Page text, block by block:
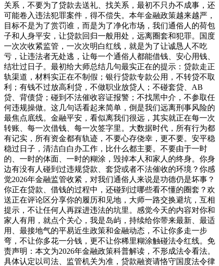
关系，不要为了贷款去送礼、找关系，最初不只办不成事，还
可能卷入违法犯罪案件，得不偿失。本年金融政策越来越严，
目标不是为了赏罚谁，而是为了净化市场，我们通俗人的荷包
子和人身平安，让贷款回归一般用处，远离圈套和犯罪。国度
一次次收紧监管，一次次明白红线，就是为了让诚恳人不吃
亏，让违法者无处逃，让每一个通俗人都能借钱、安心用钱、
结壮过日子。最初给大师总结几句最实正在的提示：贷款走正
轨渠道，材料实正在不制假；银行贷款专款公用，不转贷不取
利；有钱不过放高利贷，不做职业放贷人；不碰套贷、AB
贷、背债贷；碰到不法催收容证报警；不找黑中介，不参取任
何违规操做。这几句话看起来简单，倒是我们远离刑事风险的
最焦点底线。金融平安，看似离我们很远，其实就正在每一次
转账、每一次借钱、每一次签字里。大数据时代，所有行为都
有记实，所有资金都有轨迹，不要心存侥幸，更不要。安平稳
稳过日子，清洁白白办工作，比什么都主要。不要由于一时
的、一时的体面、一时的糊涂，毁掉本人和家人的终身。你身
边有没有人碰到过违规贷款、套贷或者不法催收的环境？你感
觉2026年金融监管收紧，对我们通俗人来说是功德仍是坏事？
你正在贷款、借钱的过程中，还碰到过哪些看不懂的圈套？欢
送正在评论区分享你的履历和见地，大师一路交换避坑，互相
提示，不让任何人再踩进违法的坑里。感觉今天的内容对你和
家人有用，就点个关心，我是岛屿，持续给你带来最新、最适
用、最接地气的平易近生政策和金融动态，不让你多走一步
弯，不让你多花一分钱，更不让你稀里糊涂触碰法令红线。免
责声明：本文为2026年金融政策科普解读，不形成法令看法。
具体认定以司法、监管机关为准，贷款融资请恪守国度法令律